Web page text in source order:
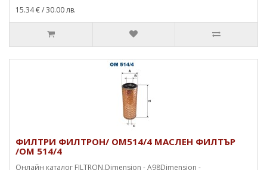
15.34 €/ 30.00 лв.
ФИЛТРИ ФИЛТРОН/ OM514/4 МАСЛЕН ФИЛТЪР
/OM 514/4
Онлайн каталог FILTRON.Dimension - A98Dimension -